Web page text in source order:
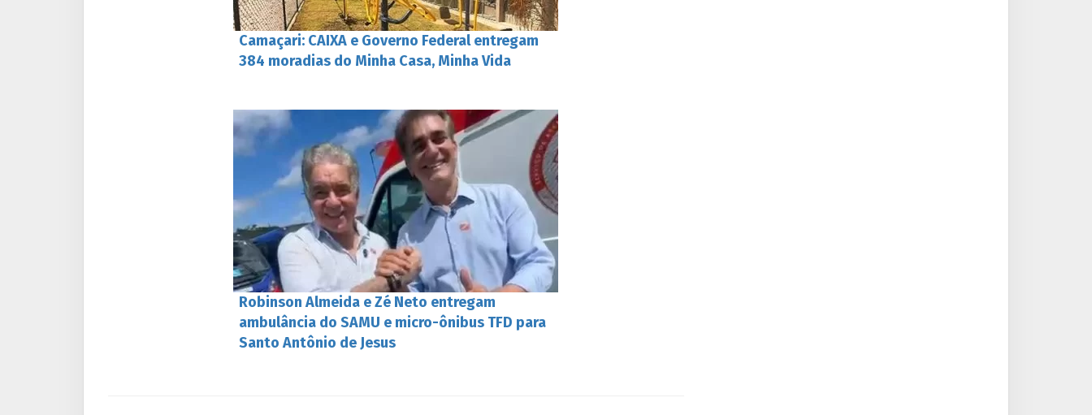
Camaçari: CAIXA e Governo Federal entregam
384 moradias do Minha Casa, Minha Vida
Robinson Almeida e Zé Neto entregam
ambulância do SAMU e micro-ônibus TFD para
Santo Antônio de Jesus